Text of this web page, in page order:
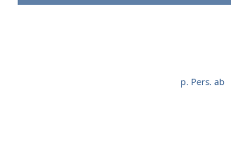
p. Pers. ab